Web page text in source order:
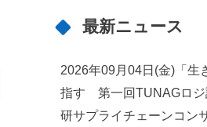
最新ニュース
2026年09月04日(金)「生
指す 第一回TUNAGロジ
研サプライチェーンコン